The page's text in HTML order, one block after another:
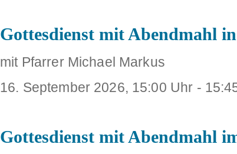
Gottesdienst mit Abendmahl
mit Pfarrer Michael Markus
16. September 2026, 15:00 Uhr -
Gottesdienst mit Abendmahl